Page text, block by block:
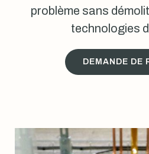
problème sans
technologies
DEMANDE DE